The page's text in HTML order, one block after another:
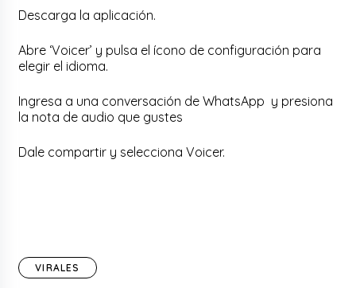
Descarga la aplicación.
Abre ‘Voicer’ y pulsa el ícono de configuración para
elegir el idioma.
Ingresa a una conversación de WhatsApp y presiona
la nota de audio que gustes
Dale compartir y selecciona Voicer.
VIRALES